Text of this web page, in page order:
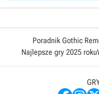
Poradnik Gothic
Najlepsze gry 2025 roku